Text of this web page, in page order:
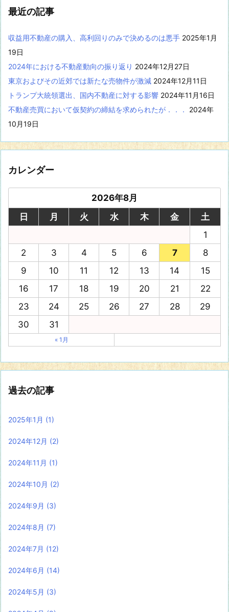
示
最近の記事
収益用不動産の購入、高利回りのみで決めるのは悪手 2025年1月
19日
2024年における不動産動向の振り返り 2024年12月27日
東京およびその近郊では新たな売物件が激減 2024年12月11日
トランプ大統領選出、国内不動産に対する影響 2024年11月16日
不動産売買において仮契約の締結を求められたが．．．
2024年
10月19日
カレンダー
2026年8月
日
月 火 水 木 金
土
1
2
3 4 5 6 7
8
9
10 11 12 13 14
15
16
17 18 19 20 21
22
23
24 25 26 27 28
29
30
31
« 1月
過去の記事
2025年1月 (1)
2024年12月 (2)
2024年11月 (1)
2024年10月 (2)
2024年9月 (3)
2024年8月 (7)
2024年7月 (12)
2024年6月 (14)
2024年5月 (3)